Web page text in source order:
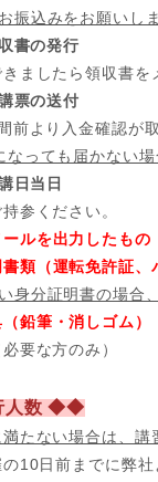
振込みをお願いし
書の発行
きましたら領収書
票の送付
前より入金確認が
なっても届かない
日当日
参ください。
ルを出力したもの
類（運転免許証、
身分証明書の場合
鉛筆・消しゴム）
要な方のみ）
人数 ◆◆
たない場合は、講
10日前までに弊